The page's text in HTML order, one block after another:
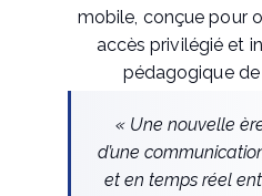
mobile, conçue pour
accès privilégié et
pédagogique
« Une nouvelle
d’une
et en temps réel